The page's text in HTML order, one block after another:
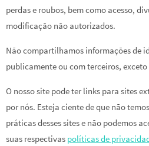
perdas e roubos, bem como acesso,
modificação não autorizados.
Não compartilhamos informações de
publicamente ou com terceiros,
O nosso site pode ter links para sites
por nós. Esteja ciente de que não
práticas desses sites e não podemos
suas respectivas políticas de